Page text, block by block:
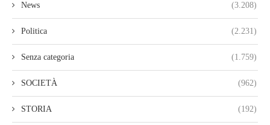
News (3.208)
Politica (2.231)
Senza categoria (1.759)
SOCIETÀ (962)
STORIA (192)